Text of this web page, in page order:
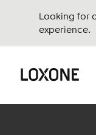
Looking for
experience.